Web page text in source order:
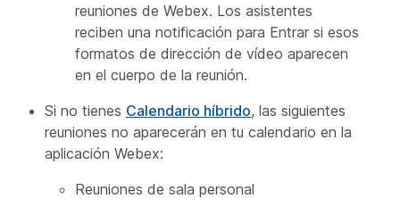
reuniones de Webex. Los asistentes
reciben una notificación para Entrar si esos
formatos de dirección de vídeo aparecen
en el cuerpo de la reunión.
Si no tienes Calendario híbrido, las siguientes
reuniones no aparecerán en tu calendario en la
aplicación Webex:
Reuniones de sala personal